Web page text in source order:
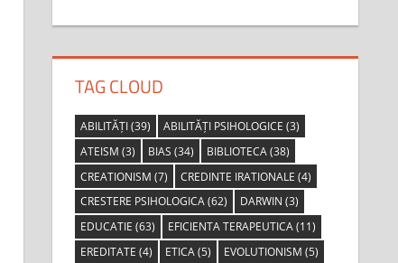
TAG CLOUD
ABILITĂȚI(39) ABILITĂȚI PSIHOLOGICE (3)
ATEISM (3) BIAS (34) BIBLIOTECA(38)
CREATIONISM (7) CREDINTE IRATIONALE (4)
CRESTERE PSIHOLOGICA(62) DARWIN (3)
EDUCATIE (63) EFICIENTA TERAPEUTICA(11)
EREDITATE (4) ETICA(5) EVOLUTIONISM (5)